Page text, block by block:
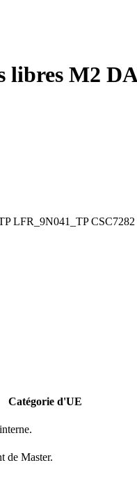
libres M2
LFR_9N041_TP CSC7282
Catégorie d'UE
de Master.